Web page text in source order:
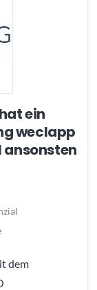
ein
weclapp
ansonsten
dem